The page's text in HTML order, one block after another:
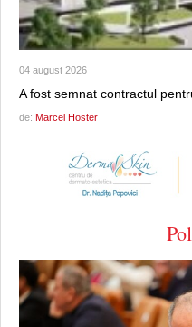
04 august 2026
A fost semnat contractul
de: Marcel Hoster